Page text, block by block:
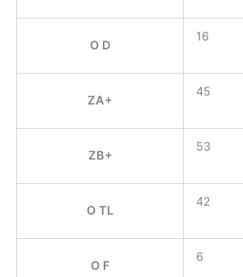
O D
16
ZA+
45
ZB+
53
O TL
42
O F
6